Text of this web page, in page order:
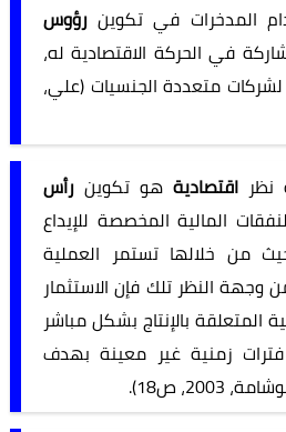
المدخرات في تكوينرؤوس
في الحركة الاقتصادية له،
متعددة الجنسيات (علي،
اقتصادية هو تكوين رأس
المالية المخصصة للإيداع
من خلالها تستمر العملية
وجهة النظر تلك فإن الاستثمار
المتعلقة بالإنتاج بشكل مباشر
زمنية غير معينة بهدف
ص18).